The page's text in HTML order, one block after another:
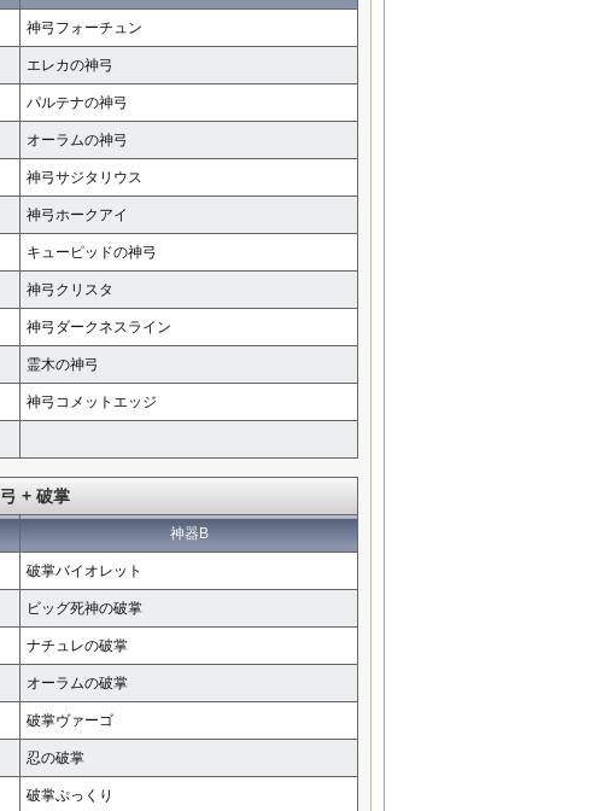
神弓フォーチュン
エレカの神弓
パルテナの神弓
オーラムの神弓
神弓サジタリウス
神弓ホークアイ
キューピッドの神弓
神弓クリスタ
神弓ダークネスライン
霊木の神弓
神弓コメットエッジ
+ 破掌
神器B
破掌バイオレット
ビッグ死神の破掌
ナチュレの破掌
オーラムの破掌
破掌ヴァーゴ
忍の破掌
破掌ぷっくり